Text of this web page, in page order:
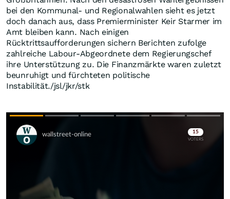
bei den Kommunal- und Regionalwahlen sieht es jetzt
doch danach aus, dass Premierminister Keir Starmer im
Amt bleiben kann. Nach einigen
Rücktrittsaufforderungen sichern Berichten zufolge
zahlreiche Labour-Abgeordnete dem Regierungschef
ihre Unterstützung zu. Die Finanzmärkte waren zuletzt
beunruhigt und fürchteten politische
Instabilität./jsl/jkr/stk
Skip